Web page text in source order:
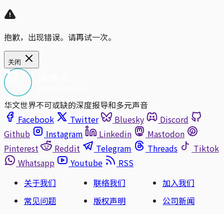
抱歉，出现错误。请再试一次。
关闭
华文世界不可或缺的深度报导和多元声音
Facebook
Twitter Bluesky
Discord
Github
Instagram Linkedin
Mastodon
Pinterest
Reddit Telegram Threads
Tiktok
Whatsapp
Youtube
RSS
关于我们
联络我们
加入我们
常见问题
版权声明
公司新闻